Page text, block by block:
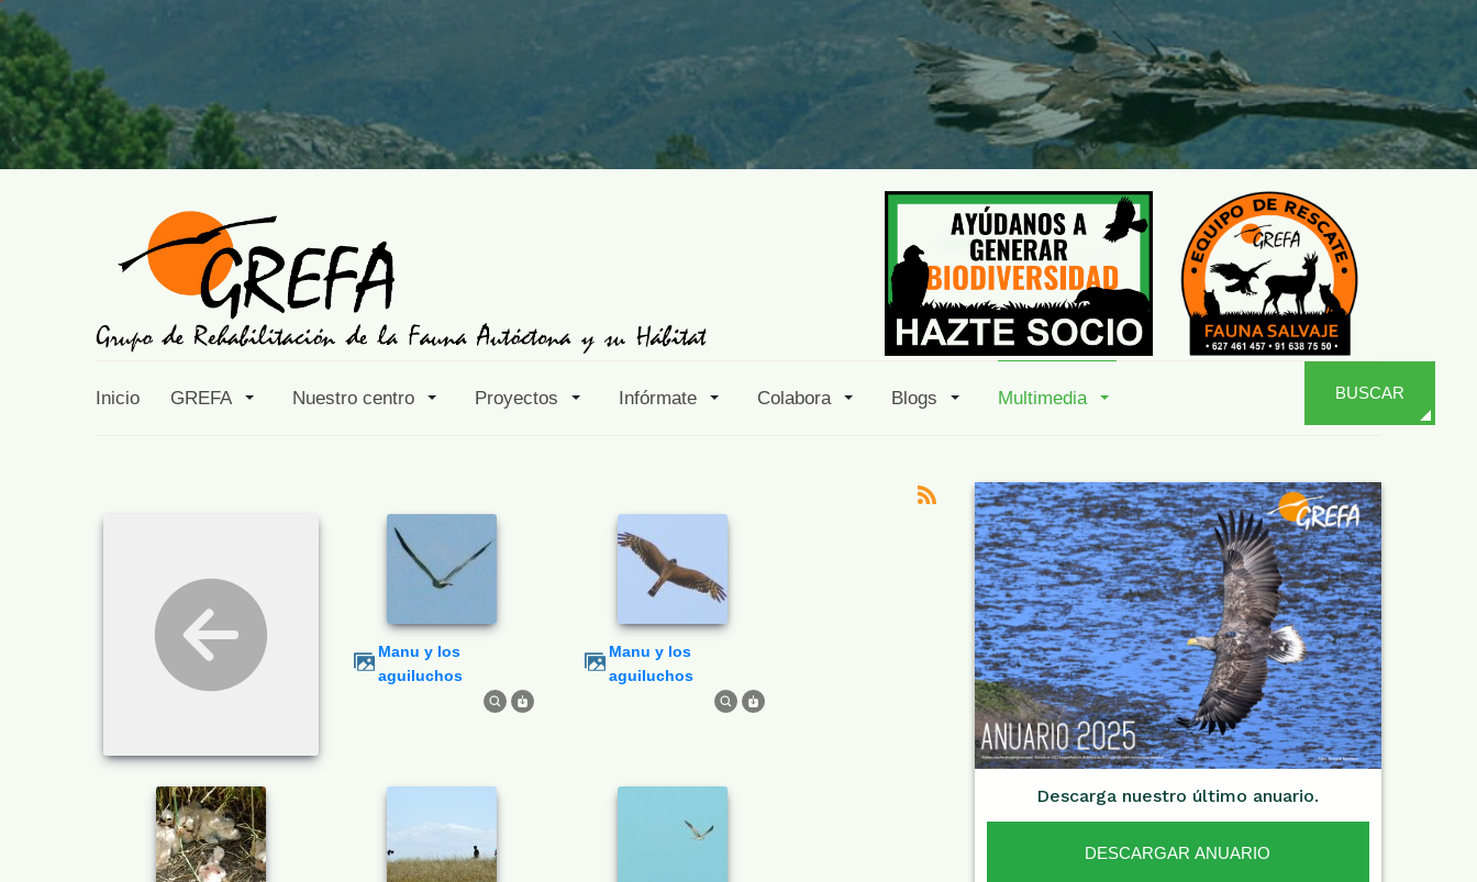
Inicio GREFA Nuestro centro Proyectos Infórmate Colabora Blogs Multimedia BUSCAR
Manu y los
aguiluchos
Manu y los
aguiluchos
Descarga nuestro último anuario.
DESCARGAR ANUARIO